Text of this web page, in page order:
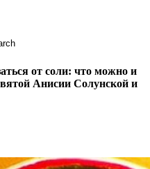
от соли: что можно и
Анисии Солунской и